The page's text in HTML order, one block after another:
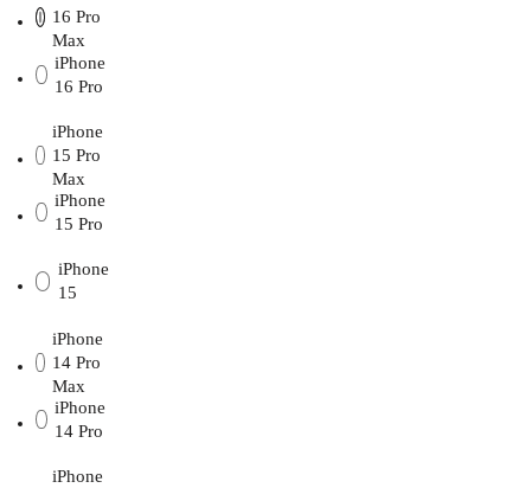
16 Pro
Max
iPhone
16 Pro
iPhone
15 Pro
Max
iPhone
15 Pro
iPhone
15
iPhone
14 Pro
Max
iPhone
14 Pro
iPhone